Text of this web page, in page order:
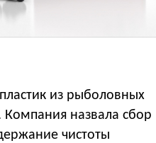
из рыболовных
Компания назвала сбор
чистоты